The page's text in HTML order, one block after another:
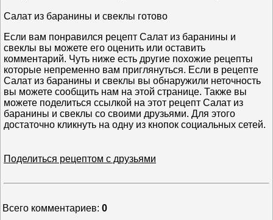
Салат из баранины и свеклы готово
Если вам понравился рецепт Салат из баранины и
свеклы вы можете его оценить или оставить
комментарий. Чуть ниже есть другие похожие рецепты
которые непременно вам приглянуться. Если в рецепте
Салат из баранины и свеклы вы обнаружили неточность
вы можете сообщить нам на этой странице. Также вы
можете поделиться ссылкой на этот рецепт Салат из
баранины и свеклы со своими друзьями. Для этого
достаточно кликнуть на одну из кнопок социальных сетей.
Поделиться рецептом с друзьями
Всего комментариев: 0